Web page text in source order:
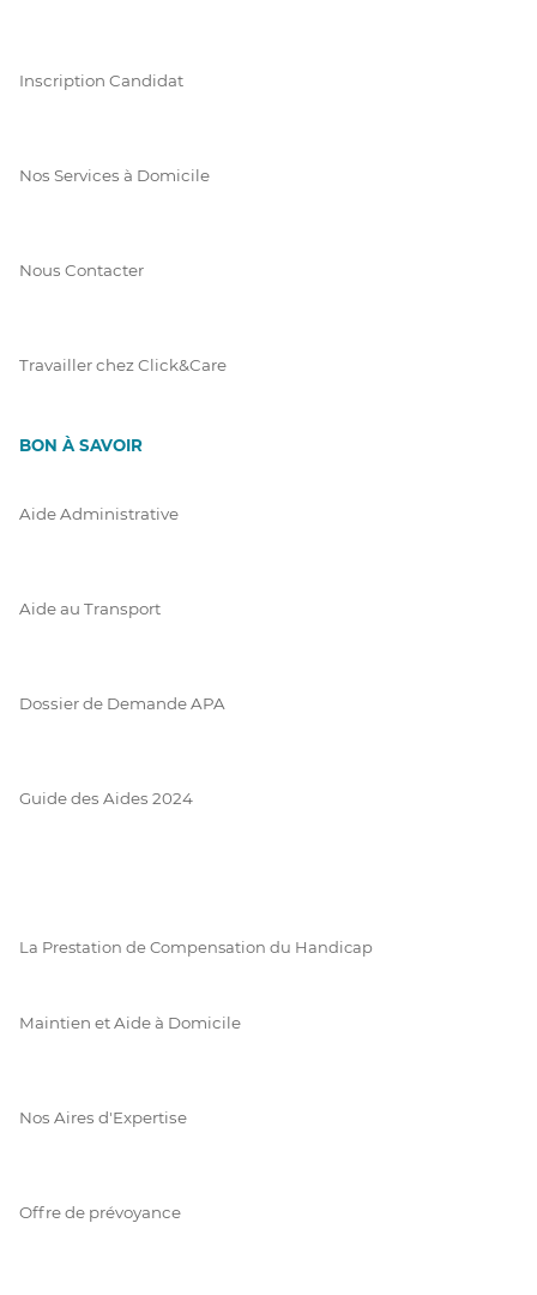
Inscription Candidat
Nos Services à Domicile
Nous Contacter
Travailler chez Click&Care
BON À SAVOIR
Aide Administrative
Aide au Transport
Dossier de Demande APA
Guide des Aides 2024
La Prestation de Compensation du Handicap
Maintien et Aide à Domicile
Nos Aires d'Expertise
Offre de prévoyance